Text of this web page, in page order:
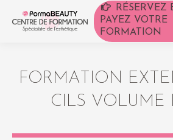
RÉSERVEZ
PAYEZ VOTRE
FORMATION
FORMATION
CILS VOLUME